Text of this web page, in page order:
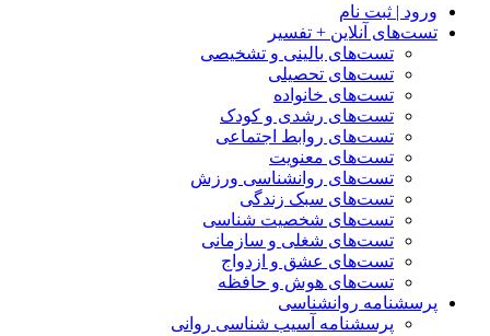
ورود | ثبت نام
تست‌های آنلاین + تفسیر
تست‌های بالینی و تشخیصی
تست‌های تحصیلی
تست‌های خانواده
تست‌های رشدی و کودک
تست‌های روابط اجتماعی
تست‌های معنویت
تست‌های روانشناسی ورزش
تست‌های سبک زندگی
تست‌های شخصیت شناسی
تست‌های شغلی و سازمانی
تست‌های عشق و ازدواج
تست‌های هوش و حافظه
پرسشنامه روانشناسی
پرسشنامه آسیب شناسی روانی